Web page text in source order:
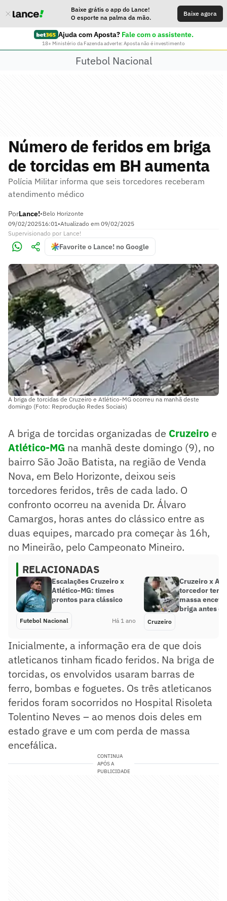
Baixe grátis o app do Lance!
O esporte na palma da mão.
Baixe agora
Ajuda com Aposta? Fale com o assistente.
18+ Ministério da Fazenda adverte: Aposta não é investimento
Futebol Nacional
Número de feridos em briga
de torcidas em BH aumenta
Polícia Militar informa que seis torcedores receberam
atendimento médico
PorLance!•Belo Horizonte
09/02/202516:01•Atualizado em 09/02/2025
Supervisionado por Lance!
Favorite o Lance! no Google
A briga de torcidas de Cruzeiro e Atlético-MG ocorreu na manhã deste
domingo (Foto: Reprodução Redes Sociais)
A briga de torcidas organizadas de Cruzeiro e
Atlético-MG na manhã deste domingo (9), no
bairro São João Batista, na região de Venda
Nova, em Belo Horizonte, deixou seis
torcedores feridos, três de cada lado. O
confronto ocorreu na avenida Dr. Álvaro
Camargos, horas antes do clássico entre as
duas equipes, marcado pra começar às 16h,
no Mineirão, pelo Campeonato Mineiro.
RELACIONADAS
Escalações Cruzeiro x
Atlético-MG: times
prontos para clássico
Futebol Nacional Há 1 ano
Cruzeiro x
torcedor tem
massa
briga antes
Cruzeiro
Inicialmente, a informação era de que dois
atleticanos tinham ficado feridos. Na briga de
torcidas, os envolvidos usaram barras de
ferro, bombas e foguetes. Os três atleticanos
feridos foram socorridos no Hospital Risoleta
Tolentino Neves – ao menos dois deles em
estado grave e um com perda de massa
encefálica.
CONTINUA
APÓS A
PUBLICIDADE